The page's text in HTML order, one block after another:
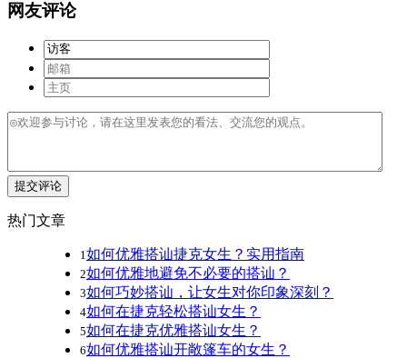
网友评论
提交评论
热门文章
1 如何优雅搭讪捷克女生？实用指南
2如何优雅地避免不必要的搭讪？
3如何巧妙搭讪，让女生对你印象深刻？
4如何在捷克轻松搭讪女生？
5如何在捷克优雅搭讪女生？
6如何优雅搭讪开敞篷车的女生？